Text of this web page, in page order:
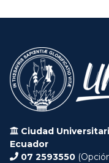
Ciudad
Ecuador
07 2593550